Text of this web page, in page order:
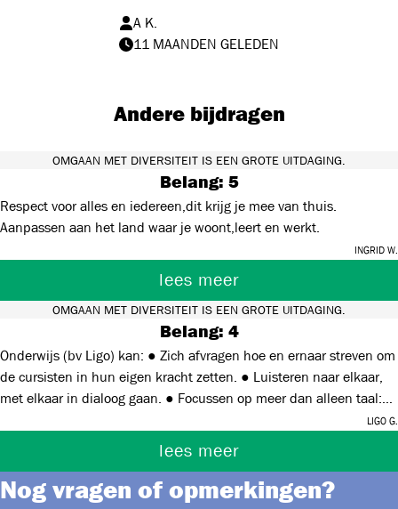
A K.
11 MAANDEN GELEDEN
Andere bijdragen
OMGAAN MET DIVERSITEIT IS EEN GROTE UITDAGING.
Belang: 5
Respect voor alles en iedereen,dit krijg je mee van thuis.
Aanpassen aan het land waar je woont,leert en werkt.
Ingrid W.
lees meer
OMGAAN MET DIVERSITEIT IS EEN GROTE UITDAGING.
Belang: 4
Onderwijs (bv Ligo) kan: ● Zich afvragen hoe en ernaar streven om
de cursisten in hun eigen kracht zetten. ● Luisteren naar elkaar,
met elkaar in dialoog gaan. ● Focussen op meer dan alleen taal:
Ligo g.
lees meer
Nog vragen of opmerkingen?